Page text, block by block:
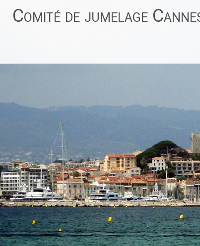
Comité de jumelage